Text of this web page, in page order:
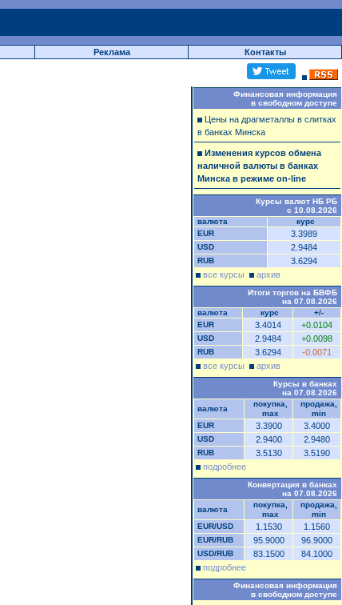
Реклама Контакты
Финансовая информация
в свободном доступе
Цены на драгметаллы в слитках
в банках Минска
Изменения курсов обмена
наличной валюты в банках
Минска в режиме on-line
Курсы валют НБ РБ
с 10.08.2026
валюта
курс
EUR
3.3989
USD 2.9484
RUB
3.6294
все курсы
архив
Итоги торгов на БВФБ
на 07.08.2026
валюта
курс
+/-
EUR
3.4014 +0.0104
USD 2.9484 +0.0098
RUB 3.6294
-0.0071
все курсы
архив
Курсы в банках
на 07.08.2026
валюта
покупка,
max
продажа,
min
EUR
3.3900 3.4000
USD 2.9400 2.9480
RUB 3.5130
3.5190
подробнее
Конвертация в банках
на 07.08.2026
валюта
покупка,
max
продажа,
min
EUR/USD
1.1530 1.1560
EUR/RUB 95.9000 96.9000
USD/RUB 83.1500
84.1000
подробнее
Финансовая информация
в свободном доступе